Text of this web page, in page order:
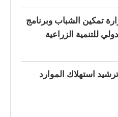
تمكين الشباب وبرنامج
للتنمية الزراعية
استهلاك الموارد